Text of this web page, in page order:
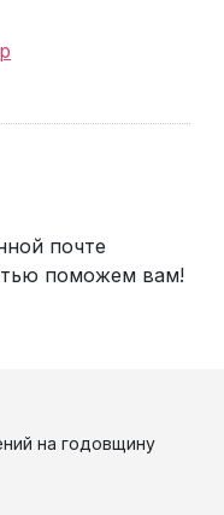
почте
поможем вам!
на годовщину